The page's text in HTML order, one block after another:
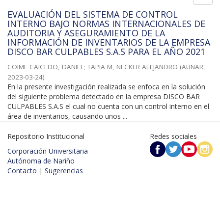
EVALUACIÓN DEL SISTEMA DE CONTROL
INTERNO BAJO NORMAS INTERNACIONALES DE
AUDITORIA Y ASEGURAMIENTO DE LA
INFORMACIÓN DE INVENTARIOS DE LA EMPRESA
DISCO BAR CULPABLES S.A.S PARA EL AÑO 2021
COIME CAICEDO, DANIEL; TAPIA M, NECKER ALEJANDRO (AUNAR,
2023-03-24)
En la presente investigación realizada se enfoca en la solución
del siguiente problema detectado en la empresa DISCO BAR
CULPABLES S.A.S el cual no cuenta con un control interno en el
área de inventarios, causando unos ...
Repositorio Institucional
Corporación Universitaria
Autónoma de Nariño
Contacto | Sugerencias
Redes sociales